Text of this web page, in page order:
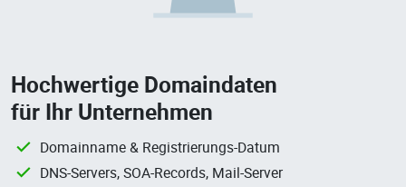
Hochwertige Domaindaten
für Ihr Unternehmen
Domainname & Registrierungs-Datum
DNS-Servers, SOA-Records, Mail-Server